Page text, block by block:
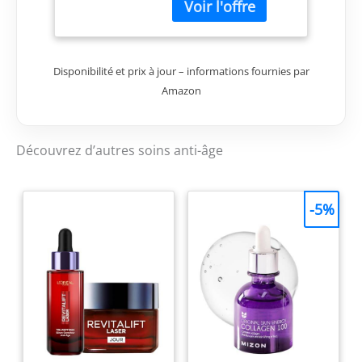
peau.Puissant anti-
rides.
Disponibilité et prix à jour – informations fournies par
Amazon
Découvrez d’autres soins anti-âge
-5%